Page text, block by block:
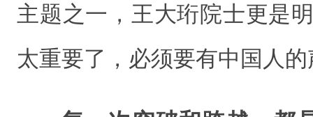
主题之一，王大珩院士更是
太重要了，必须要有中国人的